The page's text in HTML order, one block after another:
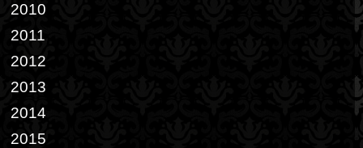
2010
2011
2012
2013
2014
2015